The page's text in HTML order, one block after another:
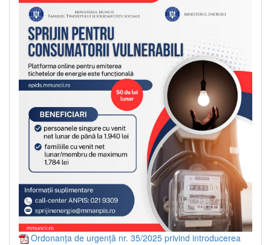
Ordonanța de urgență nr. 35/2025 privind introducerea